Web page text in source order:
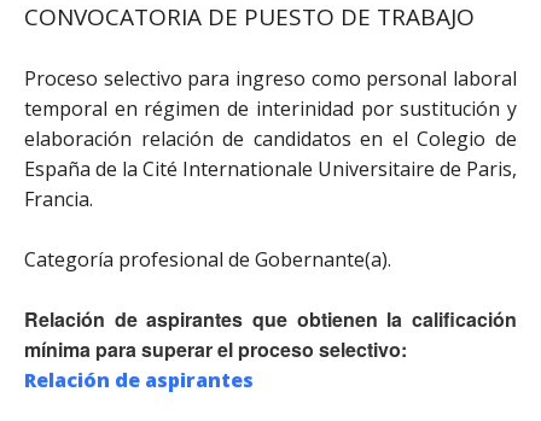
CONVOCATORIA DE PUESTO DE TRABAJO
Proceso selectivo para ingreso como personal laboral
temporal en régimen de interinidad por sustitución y
elaboración relación de candidatos en el Colegio de
España de la Cité Internationale Universitaire de Paris,
Francia.
Categoría profesional de Gobernante(a).
Relación de aspirantes que obtienen la calificación
mínima para superar el proceso selectivo:
Relación de aspirantes